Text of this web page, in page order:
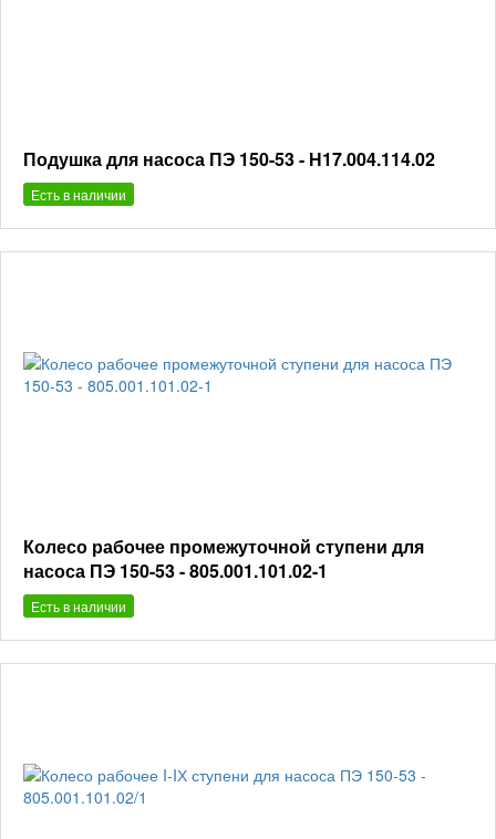
Подушка для насоса ПЭ 150-53 - Н17.004.114.02
Есть в наличии
Колесо рабочее промежуточной ступени для
насоса ПЭ 150-53 - 805.001.101.02-1
Есть в наличии